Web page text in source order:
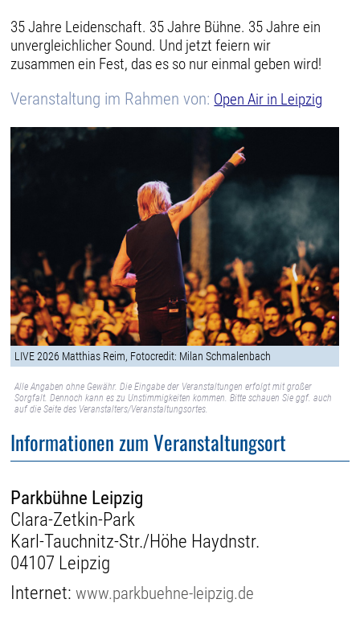
35 Jahre Leidenschaft. 35 Jahre Bühne. 35 Jahre ein
unvergleichlicher Sound. Und jetzt feiern wir
zusammen ein Fest, das es so nur einmal geben wird!
Veranstaltung im Rahmen von: Open Air in Leipzig
LIVE 2026 Matthias Reim, Fotocredit: Milan Schmalenbach
Alle Angaben ohne Gewähr. Die Eingabe der Veranstaltungen erfolgt mit großer
Sorgfalt. Dennoch kann es zu Unstimmigkeiten kommen. Bitte schauen Sie ggf. auch
auf die Seite des Veranstalters/Veranstaltungsortes.
Informationen zum Veranstaltungsort
Parkbühne Leipzig
Clara-Zetkin-Park
Karl-Tauchnitz-Str./Höhe Haydnstr.
04107 Leipzig
Internet:www.parkbuehne-leipzig.de